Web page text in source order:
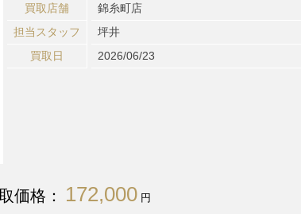
買取店舗
錦糸町店
担当スタッフ
坪井
買取日
2026/06/23
価格： 172,000 円